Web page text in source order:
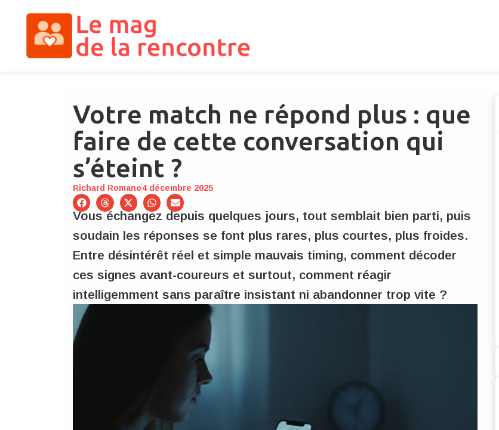
Votre match ne répond plus : que
faire de cette conversation qui
s’éteint ?
Richard Romano4 décembre 2025
Vous échangez depuis quelques jours, tout semblait bien parti, puis
soudain les réponses se font plus rares, plus courtes, plus froides.
Entre désintérêt réel et simple mauvais timing, comment décoder
ces signes avant-coureurs et surtout, comment réagir
intelligemment sans paraître insistant ni abandonner trop vite ?